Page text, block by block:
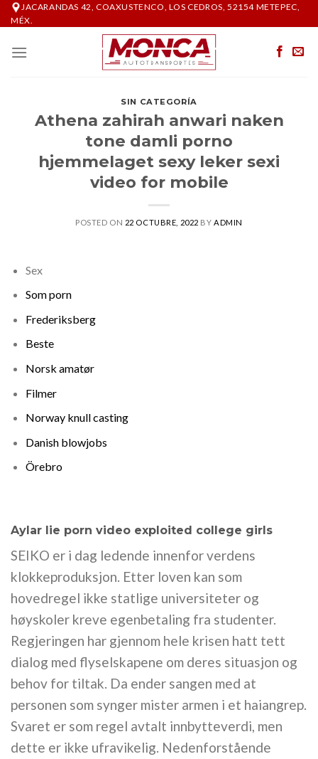
Skip
to
JACARANDAS 42, COAXUSTENCO, LOS CEDROS, 52154 METEPEC,
MÉX.
SIN CATEGORÍA
Athena zahirah anwari naken
tone damli porno
hjemmelaget sexy leker sexi
video for mobile
POSTED ON 22 OCTUBRE, 2022 BY ADMIN
Sex
Som porn
Frederiksberg
Beste
Norsk amatør
Filmer
Norway knull casting
Danish blowjobs
Örebro
Aylar lie porn video exploited college girls
SEIKO er i dag ledende innenfor verdens
klokkeproduksjon. Etter loven kan som
hovedregel ikke statlige universiteter og
høyskoler kreve egenbetaling fra studenter.
Regjeringen har gjennom hele krisen hatt tett
dialog med flyselskapene om deres situasjon og
behov for tiltak. Da ender sangen med at
personen som synger mister armen i et haiangrep.
Svaret er som regel avtalt innbytteverdi, men
dette er ikke ufravikelig. Nedenforstående